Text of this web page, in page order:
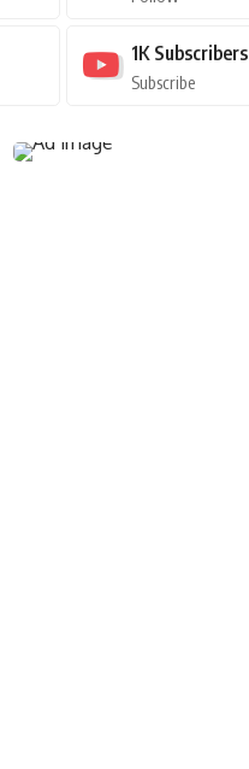
1K Subscribers
Subscribe